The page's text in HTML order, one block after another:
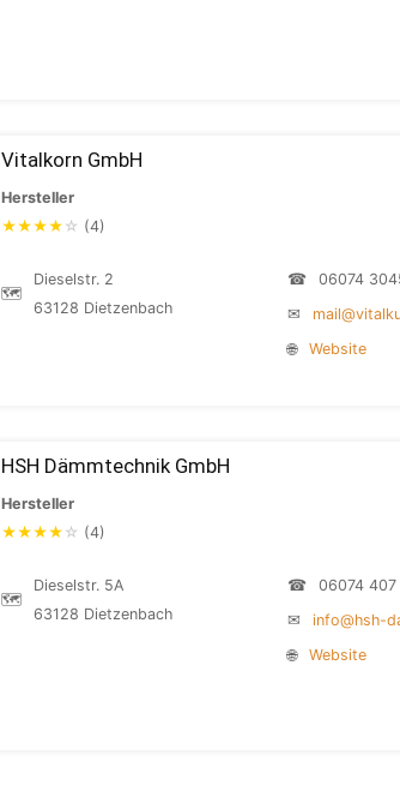
Vitalkorn GmbH
Hersteller
★★★★ ☆ (4)
🗺
Dieselstr. 2
63128 Dietzenbach
☎
06074
✉
🌐
Website
HSH Dämmtechnik GmbH
Hersteller
★★★★ ☆ (4)
🗺
Dieselstr. 5A
63128 Dietzenbach
☎
06074 407
✉
info@hsh-
🌐
Website